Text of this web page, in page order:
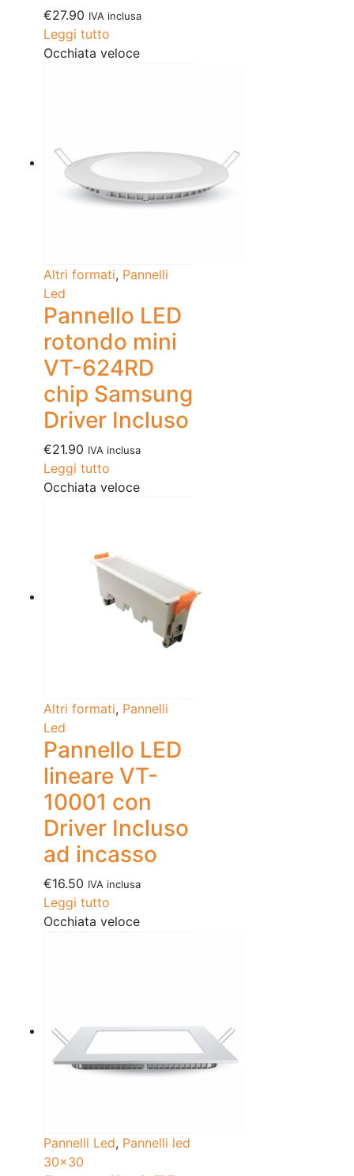
€27.90 IVA inclusa
Leggi tutto
Occhiata veloce
Altri formati, Pannelli
Led
Pannello LED
rotondo mini
VT-624RD
chip Samsung
Driver Incluso
€21.90 IVA inclusa
Leggi tutto
Occhiata veloce
Altri formati, Pannelli
Led
Pannello LED
lineare VT-
10001 con
Driver Incluso
ad incasso
€16.50 IVA inclusa
Leggi tutto
Occhiata veloce
Pannelli Led, Pannelli led
30x30